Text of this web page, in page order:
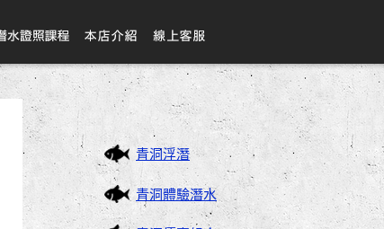
青洞浮潛
青洞體驗潛水